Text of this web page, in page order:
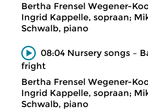
Bertha Frensel Wegener-
Ingrid Kappelle, sopraan;
Schwalb, piano
08:04 Nursery songs –
fright
Bertha Frensel Wegener-
Ingrid Kappelle, sopraan;
Schwalb, piano